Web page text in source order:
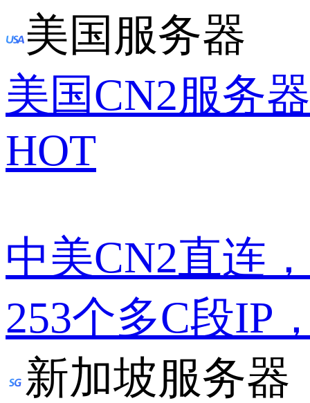
美国服务器
美国CN2服务器
HOT
中美CN2直连
253个多C段IP
新加坡服务器